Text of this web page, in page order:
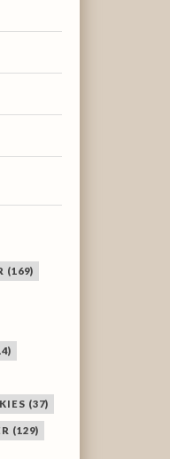
(169)
(37)
(129)